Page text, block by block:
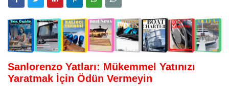
Sanlorenzo Yatları: Mükemmel Yatınızı
Yaratmak İçin Ödün Vermeyin